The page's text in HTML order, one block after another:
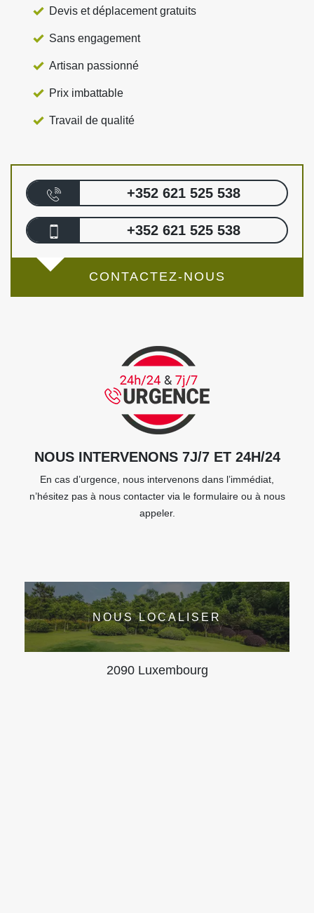
Devis et déplacement gratuits
Sans engagement
Artisan passionné
Prix imbattable
Travail de qualité
+352 621 525 538
+352 621 525 538
CONTACTEZ-NOUS
NOUS INTERVENONS 7J/7 ET 24H/24
En cas d’urgence, nous intervenons dans l’immédiat,
n’hésitez pas à nous contacter via le formulaire ou à nous
appeler.
NOUS LOCALISER
2090 Luxembourg